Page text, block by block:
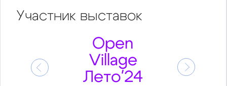
Участник выставок
Open
Village
Лето'24
Предыдущий